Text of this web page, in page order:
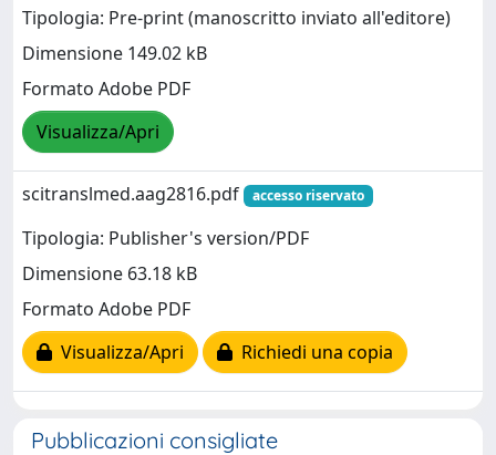
Tipologia: Pre-print (manoscritto inviato all'editore)
Dimensione 149.02 kB
Formato Adobe PDF
Visualizza/Apri
scitranslmed.aag2816.pdf accesso riservato
Tipologia: Publisher's version/PDF
Dimensione 63.18 kB
Formato Adobe PDF
Visualizza/Apri
Richiedi una copia
Pubblicazioni consigliate